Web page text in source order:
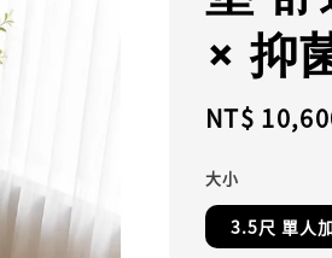
× 抑
Regular
NT$
大小
3.5尺 單人